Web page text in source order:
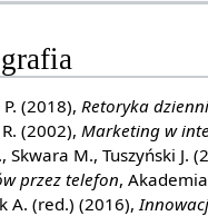
(2018), Retoryka
(2002), Marketing w
Skwara M., Tuszyński J.
przez telefon,
A. (red.) (2016),